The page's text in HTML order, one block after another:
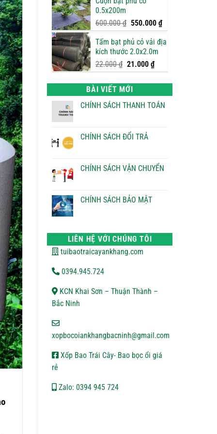
700.000 ₫.
0.5x200m
600.000₫ Giá
gốc
là:
600.000 ₫.
550.000 ₫Giá
hiện
tại
Tấm bạt phủ cỏ vải địa
kích thước 2.0x2.0m
22.000₫ Giá
gốc
là:
22.000 ₫.
21.000 ₫Giá
hiện
tại
là:
21.000 ₫.
BÀI VIẾT MỚI
CHÍNH SÁCH THANH TOÁN
luận
ở
TOÁN
CHÍNH SÁCH ĐỔI TRẢ
luận
ở
TRẢ
CHÍNH SÁCH VẬN CHUYỂN
luận
ởCHÍNH SÁCH BẢO MẬT
ở
CHÍNH
SÁCH
BẢO
LIÊN HỆ VỚI CHÚNG TÔI
tuibaotraicayankhang.com
0394.945.724
KCN Khai Sơn – Thuận Thành –
Bắc Ninh
xopbocoiankhangbacninh@gmail.com
Xốp Bao Trái Cây- Bao bọc ổi giá
rẻ
Zalo: 0394 945 724